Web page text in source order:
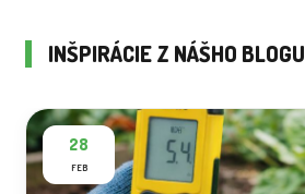
INŠPIRÁCIE Z NÁŠHO BLOGU
28
FEB